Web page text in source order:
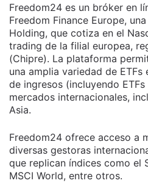
Freedom24 es un bróker en
Freedom Finance Europe,
Holding, que cotiza en el
trading de la filial europea,
(Chipre). La plataforma
una amplia variedad de
de ingresos (incluyendo
mercados internacionales,
Asia.
Freedom24 ofrece acceso a
diversas gestoras
que replican índices como el
MSCI World, entre otros.